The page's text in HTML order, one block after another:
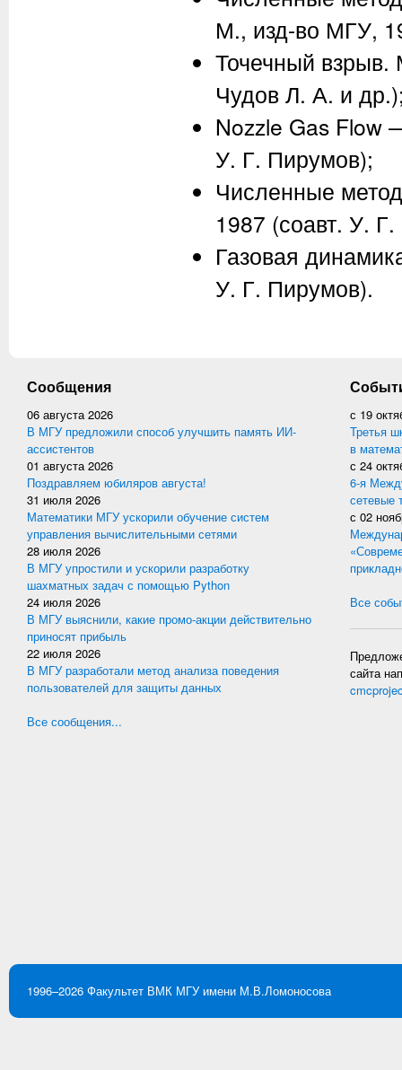
М., изд-во МГУ,
Точечный
Чудов Л. А. и
Nozzle Gas Flow
У. Г. Пирумов);
Численные
1987 (соавт. У.
Газовая
У. Г. Пирумов).
Сообщения
06 августа 2026
В МГУ предложили способ улучшить память ИИ-
ассистентов
01 августа 2026
Поздравляем юбиляров августа!
31 июля 2026
Математики МГУ ускорили обучение систем
управления вычислительными сетями
28 июля 2026
В МГУ упростили и ускорили разработку
шахматных задач с помощью Python
24 июля 2026
В МГУ выяснили, какие промо-акции действительно
приносят прибыль
22 июля 2026
В МГУ разработали метод анализа поведения
пользователей для защиты данных
Все сообщения...
с 19
Третья
в
с 24
6-я
сетевые
с 02
Все
сайта
1996–2026 Факультет ВМК МГУ имени М.В.Ломоносова